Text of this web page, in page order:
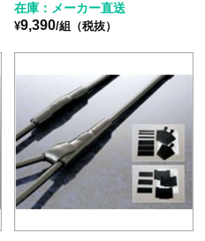
在庫：メーカー直送
¥9,390/組（税抜）